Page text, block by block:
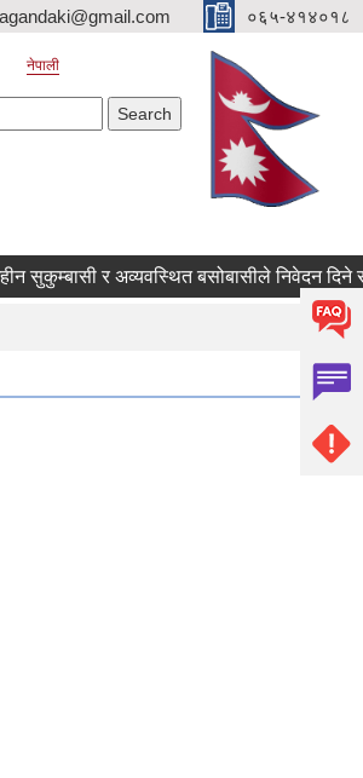
०६५-४१४०१८
नेपाली
र अव्यवस्थित बसोबासीले निवेदन दिने